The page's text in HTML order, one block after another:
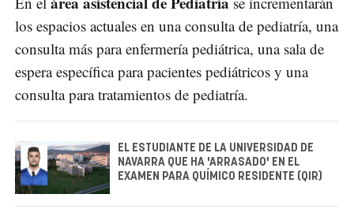
los espacios actuales en una consulta de pediatría, una
consulta más para enfermería pediátrica, una sala de
espera específica para pacientes pediátricos y una
consulta para tratamientos de pediatría.
EL ESTUDIANTE DE LA UNIVERSIDAD DE
NAVARRA QUE HA 'ARRASADO' EN EL
EXAMEN PARA QUÍMICO RESIDENTE (QIR)